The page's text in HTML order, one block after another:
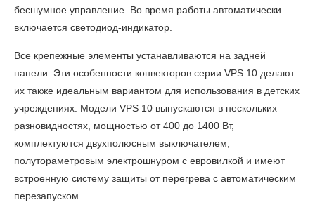
бесшумное управление. Во время работы автоматически
включается светодиод-индикатор.
Все крепежные элементы устанавливаются на задней
панели. Эти особенности конвекторов серии VPS 10 делают
их также идеальным вариантом для использования в детских
учреждениях. Модели VPS 10 выпускаются в нескольких
разновидностях, мощностью от 400 до 1400 Вт,
комплектуются двухполюсным выключателем,
полутораметровым электрошнуром с евровилкой и имеют
встроенную систему защиты от перегрева с автоматическим
перезапуском.